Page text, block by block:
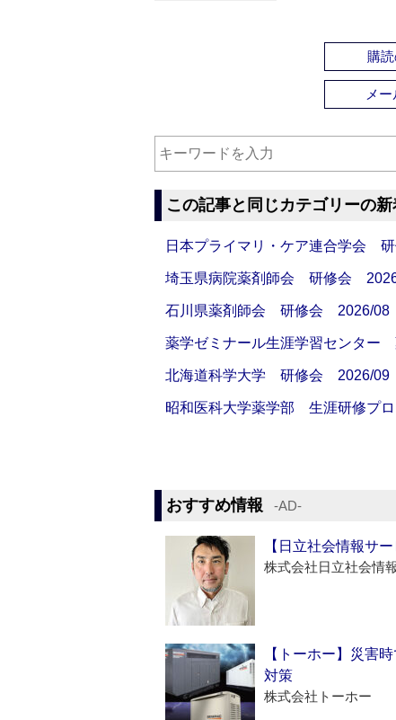
購
メ
この記事と同じカテゴリーの
日本プライマリ・ケア連合学会
埼玉県病院薬剤師会 研修会
石川県薬剤師会 研修会 2026/08
薬学ゼミナール生涯学習センタ
北海道科学大学 研修会 2026/09
昭和医科大学薬学部 生涯研修プ
おすすめ情報 ‐AD‐
【日立社会情報サ
株式会社日立社会情
【トーホー】災害
対策
株式会社トーホー